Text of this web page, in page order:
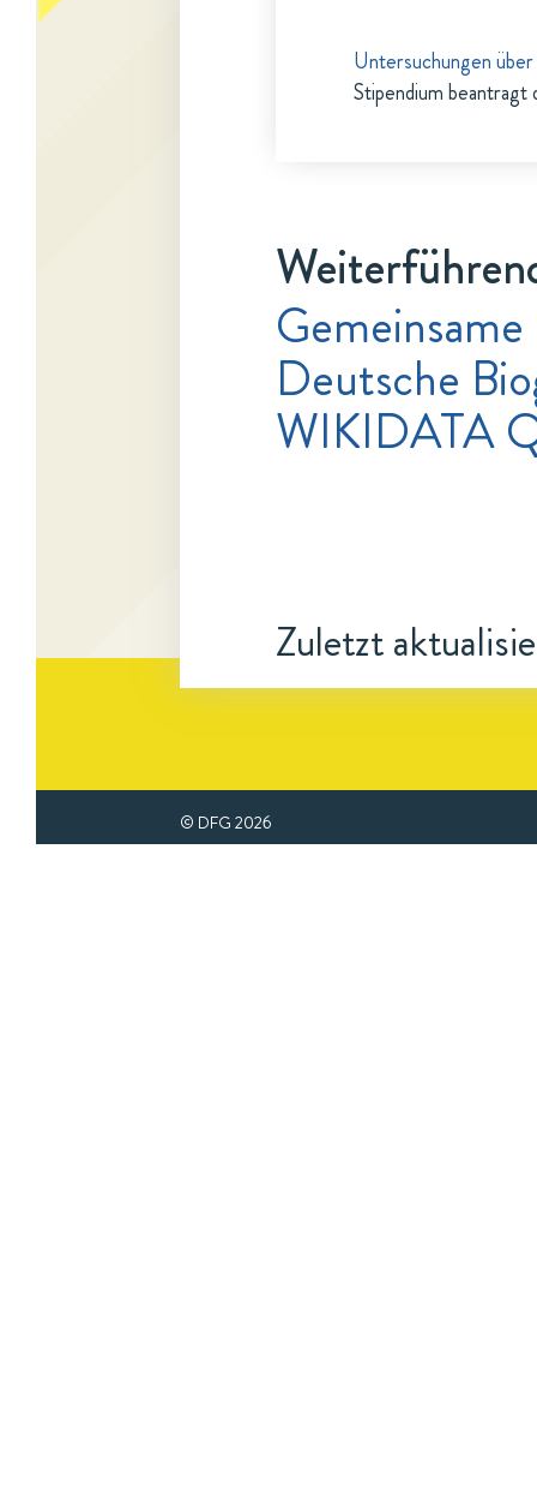
Untersuchungen
Stipendium beantragt
Deutsche
WIKIDATA
Zuletzt
© DFG 2026